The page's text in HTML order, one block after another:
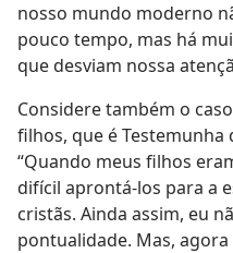
nosso mundo moderno
pouco tempo, mas há
que desviam nossa
Considere também o
filhos, que é Testemunha
“Quando meus filhos
difícil aprontá-los para a
cristãs. Ainda assim, eu
pontualidade. Mas,